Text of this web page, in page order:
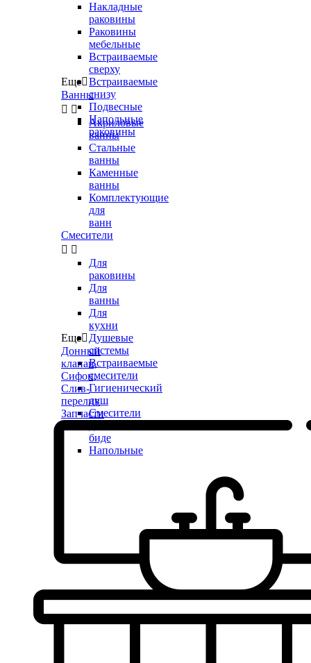
Накладные
раковины
Раковины
мебельные
Встраиваемые
сверху
Встраиваемые
снизу
Подвесные
Напольные
раковины
Еще
Ванны
 
Акриловые
ванны
Стальные
ванны
Каменные
ванны
Комплектующие
для
ванн
Смесители
 
Для
раковины
Для
ванны
Для
кухни
Душевые
системы
Встраиваемые
смесители
Гигиенический
душ
Смесители
биде
Напольные
Еще
Донный
клапан,
Сифон,
Слив-
перелив
Запчасти